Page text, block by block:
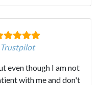
Trustpilot
even though I am not
with me and don't